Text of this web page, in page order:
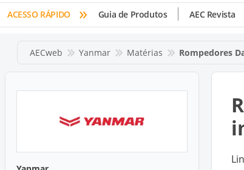
tinta,
etc
ACESSO RÁPIDO » Guia de Produtos AEC Revista
AECweb Yanmar Matérias Rompedores